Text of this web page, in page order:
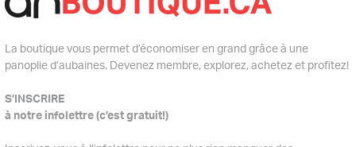
La boutique vous permet d’économiser en grand grâce à une
panoplie d’aubaines. Devenez membre, explorez, achetez et profitez!
S’INSCRIRE
à notre infolettre (c’est gratuit!)